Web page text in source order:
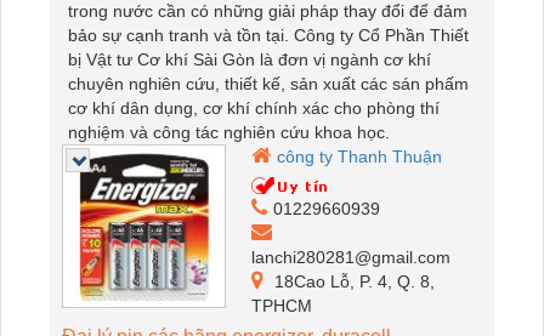
trong nước cần có những giải pháp thay đổi để đảm
bảo sự cạnh tranh và tồn tại. Công ty Cổ Phần Thiết
bị Vật tư Cơ khí Sài Gòn là đơn vị ngành cơ khí
chuyên nghiên cứu, thiết kế, sản xuất các sán phấm
cơ khí dân dụng, cơ khí chính xác cho phòng thí
nghiệm và công tác nghiên cứu khoa học.
công ty Thanh Thuận
01229660939
lanchi280281@gmail.com
18Cao Lỗ, P. 4, Q. 8,
TPHCM